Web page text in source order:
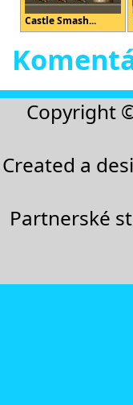
Castle Smash...
Copyright
Created a
Partnerské